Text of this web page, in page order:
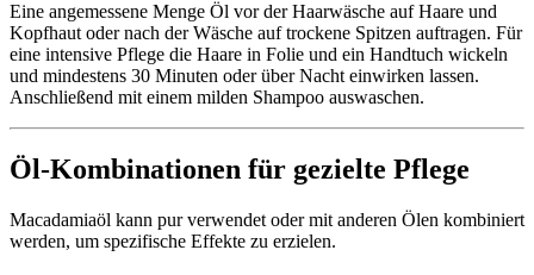
Eine angemessene Menge Öl vor der Haarwäsche auf Haare und
Kopfhaut oder nach der Wäsche auf trockene Spitzen auftragen. Für
eine intensive Pflege die Haare in Folie und ein Handtuch wickeln
und mindestens 30 Minuten oder über Nacht einwirken lassen.
Anschließend mit einem milden Shampoo auswaschen.
Öl-Kombinationen für gezielte Pflege
Macadamiaöl kann pur verwendet oder mit anderen Ölen kombiniert
werden, um spezifische Effekte zu erzielen.